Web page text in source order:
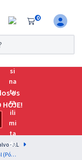
0
os
- AL
Prefeitura de Porto Calvo - AL - Guarda Civil Municipal (Pós-Edital)